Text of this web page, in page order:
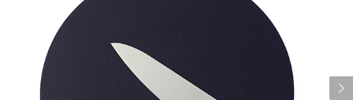
Next